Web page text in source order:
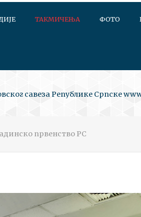
ТАКМИЧЕЊА ФОТО
савеза Републике Српске
првенство РС